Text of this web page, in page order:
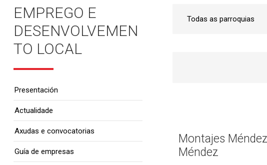
Montajes
Méndez
EMPREGO E
DESENVOLVEMEN
TO LOCAL
Presentación
Actualidade
Axudas e convocatorias
Guía de empresas